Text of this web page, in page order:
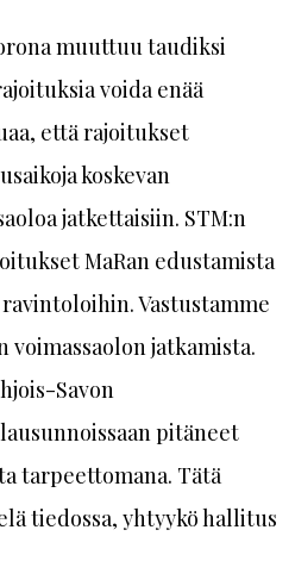
muuttuu taudiksi
voida enää
että rajoitukset
koskevan
jatkettaisiin. STM:n
MaRan edustamista
Vastustamme
voimassaolon jatkamista.
Savon
pitäneet
tarpeettomana. Tätä
tiedossa, yhtyykö hallitus